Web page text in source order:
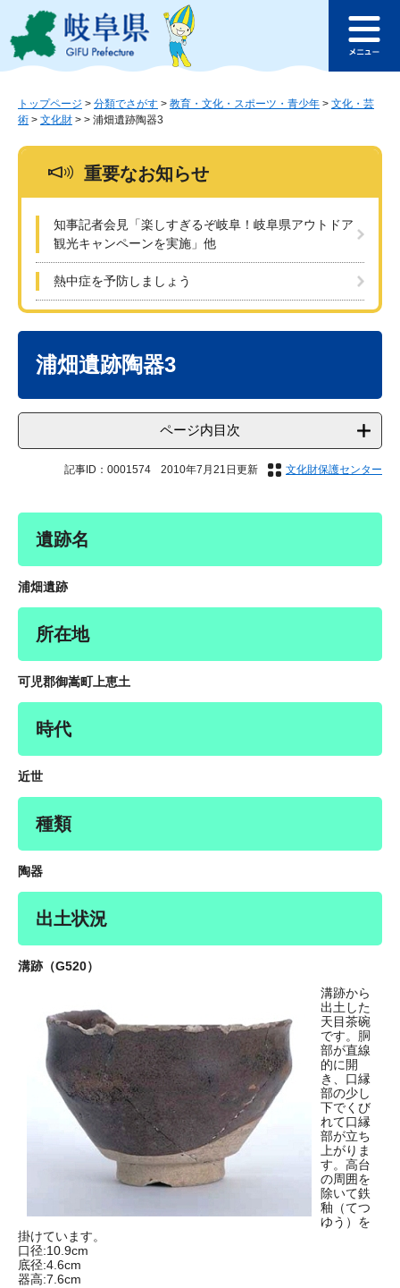
ジ
ュ
このページの本文へ
ュ
トップページ > 分類でさがす > 教育・文化・スポーツ・青少年 > 文化・芸
術 > 文化財 > > 浦畑遺跡陶器3
重要なお知らせ
知事記者会見「楽しすぎるぞ岐阜！岐阜県アウトドア
観光キャンペーンを実施」他
熱中症を予防しましょう
浦畑遺跡陶器3
ページ内目次
記事ID：0001574 2010年7月21日更新 文化財保護センター
遺跡名
浦畑遺跡
所在地
可児郡御嵩町上恵土
時代
近世
種類
陶器
出土状況
溝跡（G520）
溝跡から
出土した
天目茶碗
です。胴
部が直線
的に開
き、口縁
部の少し
下でくび
れて口縁
部が立ち
上がりま
す。高台
の周囲を
除いて鉄
釉（てつ
ゆう）を
掛けています。
口径:10.9cm
底径:4.6cm
器高:7.6cm